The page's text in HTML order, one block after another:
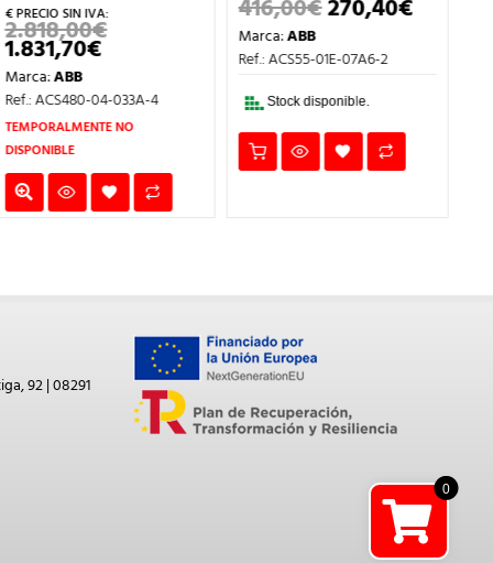
2.818,00€EL
PRECIO
2.818,00€.
1.831,70€EL
PRECIO
ES:
1.831,70€.
Marca:ABB
Ref.: ACS480-04-033A-4
TEMPORALMENTE NO
DISPONIBLE
416,00€EL
PRECIO
ERA:
270,40€EL
PRECIO
Marca:ABB
Ref.: ACS55-01E-07A6-2
Stock disponible.
92 | 08291
0